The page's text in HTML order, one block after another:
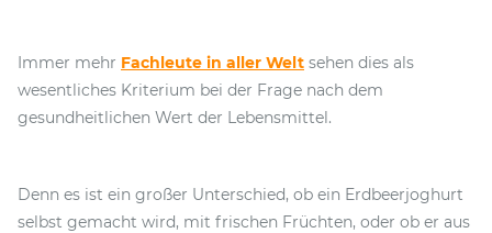
Immer mehr Fachleute in aller Welt sehen dies als
wesentliches Kriterium bei der Frage nach dem
gesundheitlichen Wert der Lebensmittel.
Denn es ist ein großer Unterschied, ob ein Erdbeerjoghurt
selbst gemacht wird, mit frischen Früchten, oder ob er aus